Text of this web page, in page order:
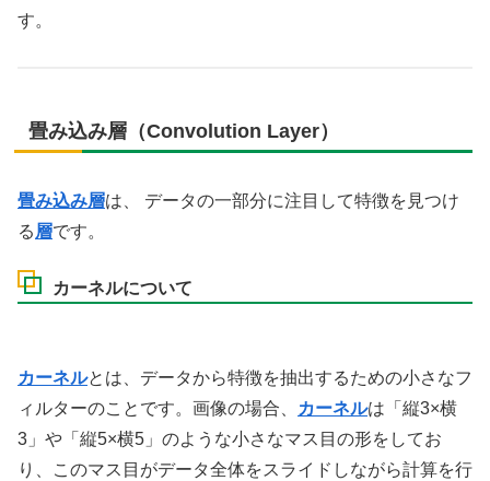
す。
畳み込み層（Convolution Layer）
畳み込み層は、 データの一部分に注目して特徴を見つけ
る 層です。
カーネルについて
カーネルとは、データから特徴を抽出するための小さなフ
ィルターのことです。画像の場合、
カーネルは「縦3×横
3」や「縦5×横5」のような小さなマス目の形をしてお
り、このマス目がデータ全体をスライドしながら計算を行